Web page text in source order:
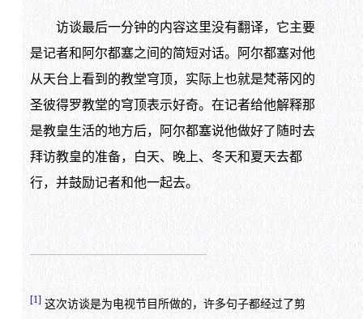
访谈最后一分钟的内容这里没有翻译，它主要
是记者和阿尔都塞之间的简短对话。阿尔都塞对他
从天台上看到的教堂穹顶，实际上也就是梵蒂冈的
圣彼得罗教堂的穹顶表示好奇。在记者给他解释那
是教皇生活的地方后，阿尔都塞说他做好了随时去
拜访教皇的准备，白天、晚上、冬天和夏天去都
行，并鼓励记者和他一起去。
[1] 这次访谈是为电视节目所做的，许多句子都经过了剪